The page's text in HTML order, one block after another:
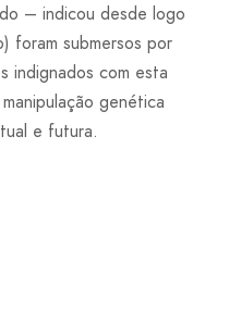
– indicou desde logo
foram submersos por
indignados com esta
genética
e futura.